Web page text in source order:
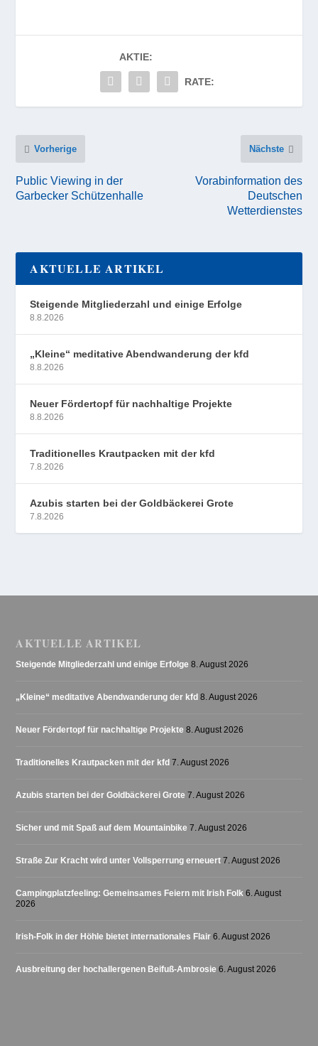
AKTIE:
RATE:
Vorherige
Public Viewing in der
Garbecker Schützenhalle
Nächste
Vorabinformation des
Deutschen
Wetterdienstes
AKTUELLE ARTIKEL
Steigende Mitgliederzahl und einige Erfolge
8.8.2026
„Kleine“ meditative Abendwanderung der kfd
8.8.2026
Neuer Fördertopf für nachhaltige Projekte
8.8.2026
Traditionelles Krautpacken mit der kfd
7.8.2026
Azubis starten bei der Goldbäckerei Grote
7.8.2026
AKTUELLE ARTIKEL
Steigende Mitgliederzahl und einige Erfolge 8. August 2026
„Kleine“ meditative Abendwanderung der kfd 8. August 2026
Neuer Fördertopf für nachhaltige Projekte 8. August 2026
Traditionelles Krautpacken mit der kfd 7. August 2026
Azubis starten bei der Goldbäckerei Grote 7. August 2026
Sicher und mit Spaß auf dem Mountainbike 7. August 2026
Straße Zur Kracht wird unter Vollsperrung erneuert 7. August 2026
Campingplatzfeeling: Gemeinsames Feiern mit Irish Folk 6. August
2026
Irish-Folk in der Höhle bietet internationales Flair 6. August 2026
Ausbreitung der hochallergenen Beifuß-Ambrosie 6. August 2026